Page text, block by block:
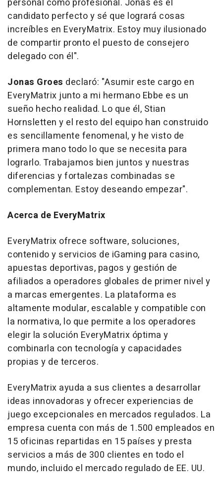
personal como profesional. Jonas es el
candidato perfecto y sé que logrará cosas
increíbles en EveryMatrix. Estoy muy ilusionado
de compartir pronto el puesto de consejero
delegado con él".
Jonas Groes declaró: "Asumir este cargo en
EveryMatrix junto a mi hermano Ebbe es un
sueño hecho realidad. Lo que él, Stian
Hornsletten y el resto del equipo han construido
es sencillamente fenomenal, y he visto de
primera mano todo lo que se necesita para
lograrlo. Trabajamos bien juntos y nuestras
diferencias y fortalezas combinadas se
complementan. Estoy deseando empezar".
Acerca de EveryMatrix
EveryMatrix ofrece software, soluciones,
contenido y servicios de iGaming para casino,
apuestas deportivas, pagos y gestión de
afiliados a operadores globales de primer nivel y
a marcas emergentes. La plataforma es
altamente modular, escalable y compatible con
la normativa, lo que permite a los operadores
elegir la solución EveryMatrix óptima y
combinarla con tecnología y capacidades
propias y de terceros.
EveryMatrix ayuda a sus clientes a desarrollar
ideas innovadoras y ofrecer experiencias de
juego excepcionales en mercados regulados. La
empresa cuenta con más de 1.500 empleados en
15 oficinas repartidas en 15 países y presta
servicios a más de 300 clientes en todo el
mundo, incluido el mercado regulado de EE. UU.